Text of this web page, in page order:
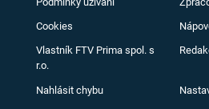
Cookies
Vlastník FTV Prima spol. s
r.o.
Nahlásit chybu